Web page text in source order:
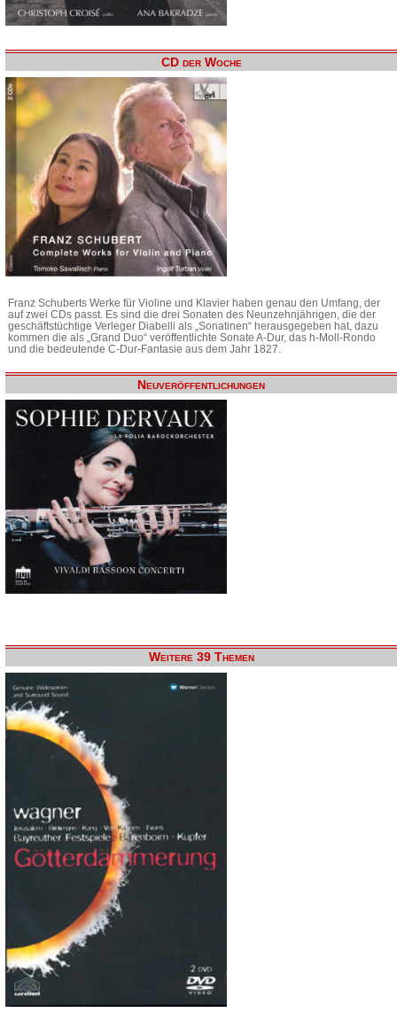
CD der Woche
Franz Schuberts Werke für Violine und Klavier haben genau den Umfang, der
auf zwei CDs passt. Es sind die drei Sonaten des Neunzehnjährigen, die der
geschäftstüchtige Verleger Diabelli als „Sonatinen“ herausgegeben hat, dazu
kommen die als „Grand Duo“ veröffentlichte Sonate A-Dur, das h-Moll-Rondo
und die bedeutende C-Dur-Fantasie aus dem Jahr 1827.
Neuveröffentlichungen
Weitere 39 Themen